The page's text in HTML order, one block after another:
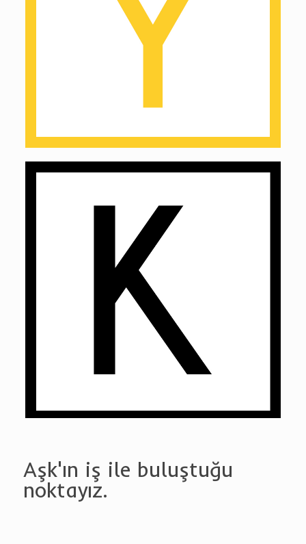
Key / Black
Aşk'ın iş ile buluştuğu
noktayız.